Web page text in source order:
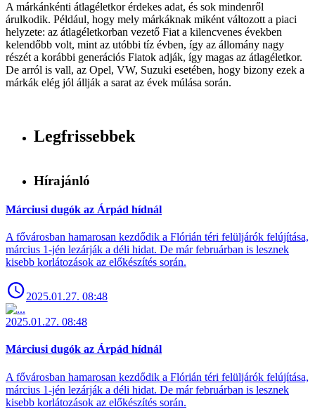
A márkánkénti átlagéletkor érdekes adat, és sok mindenről
árulkodik. Például, hogy mely márkáknak miként változott a piaci
helyzete: az átlagéletkorban vezető Fiat a kilencvenes években
kelendőbb volt, mint az utóbbi tíz évben, így az állomány nagy
részét a korábbi generációs Fiatok adják, így magas az átlagéletkor.
De arról is vall, az Opel, VW, Suzuki esetében, hogy bizony ezek a
márkák elég jól állják a sarat az évek múlása során.
Legfrissebbek
Hírajánló
Márciusi dugók az Árpád hídnál
A fővárosban hamarosan kezdődik a Flórián téri felüljárók felújítása,
március 1-jén lezárják a déli hidat. De már februárban is lesznek
kisebb korlátozások az előkészítés során.
2025.01.27. 08:48
2025.01.27. 08:48
Márciusi dugók az Árpád hídnál
A fővárosban hamarosan kezdődik a Flórián téri felüljárók felújítása,
március 1-jén lezárják a déli hidat. De már februárban is lesznek
kisebb korlátozások az előkészítés során.